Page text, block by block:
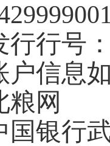
行行号
户信息
粮网
国银行